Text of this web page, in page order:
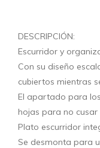
DESCRIPCIÓN:
Escurridor y
Con su diseño
cubiertos mientras
El apartado para
hojas para no cusar
Plato escurridor
Se desmonta para